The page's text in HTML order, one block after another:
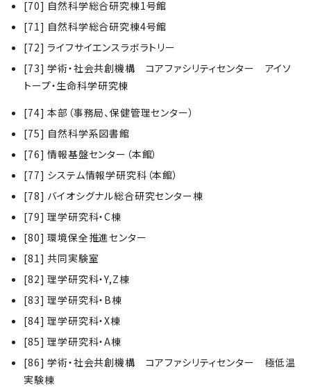
[70] 自然科学総合研究棟1号館
[71] 自然科学総合研究棟4号館
[72] ライフサイエンスラボラトリー
[73] 学術・社会共創機構 コアファシリティセンター アイソ
トープ・生命科学研究棟
[74] 本部（事務局、保健管理センター）
[75] 自然科学系図書館
[76] 情報基盤センター（本館）
[77] システム情報学研究科（本館）
[78] バイオシグナル総合研究センター棟
[79] 理学研究科・C棟
[80] 環境保全推進センター
[81] 共同実験室
[82] 理学研究科・Y,Z棟
[83] 理学研究科・B棟
[84] 理学研究科・X棟
[85] 理学研究科・A棟
[86] 学術・社会共創機構 コアファシリティセンター 極低温
実験棟